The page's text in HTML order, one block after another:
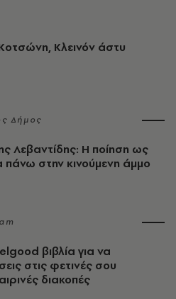
Κλεινόν άστυ
Δήμος
Λεβαντίδης: Η ποίηση ως
στην κινούμενη άμμο
βιβλία για να
στις φετινές σου
διακοπές